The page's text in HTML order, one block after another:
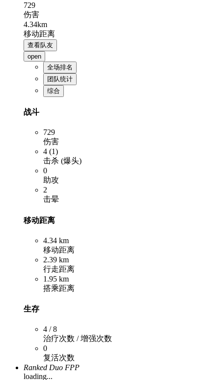
729
伤害
4.34km
移动距离
查看队友
open
全场排名
团队统计
综合
战斗
729
伤害
4 (1)
击杀 (爆头)
0
助攻
2
击晕
移动距离
4.34 km
移动距离
2.39 km
行走距离
1.95 km
搭乘距离
生存
4 / 8
治疗次数 / 增强次数
0
复活次数
Ranked Duo FPP
loading...